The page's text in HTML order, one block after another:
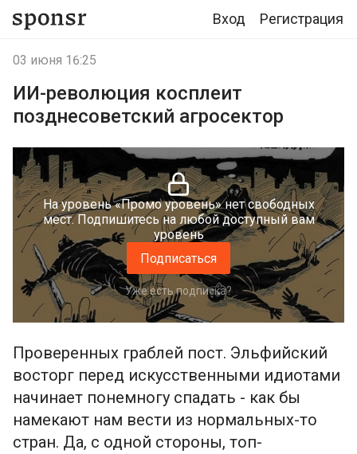
Вход Регистрация
03 июня 16:25
ИИ-революция косплеит
позднесоветский агросектор
На уровень «Промо уровень» нет свободных
мест. Подпишитесь на любой доступный вам
уровень
Подписаться
Уже есть подписка?
Проверенных граблей пост. Эльфийский
восторг перед искусственными идиотами
начинает понемногу спадать - как бы
намекают нам вести из нормальных-то
стран. Да, с одной стороны, топ-